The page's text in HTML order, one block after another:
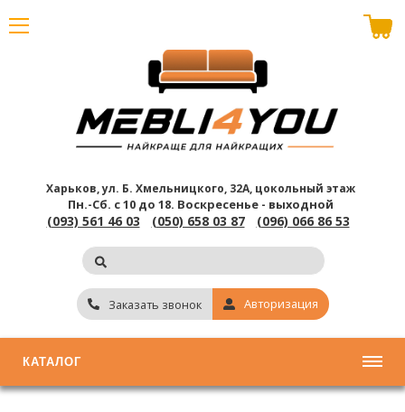
Харьков, ул. Б. Хмельницкого, 32А, цокольный этаж
Пн.-Сб. с 10 до 18. Воскресенье - выходной
(093) 561 46 03 (050) 658 03 87 (096) 066 86 53
Заказать звонок Авторизация
КАТАЛОГ
В корзине пусто